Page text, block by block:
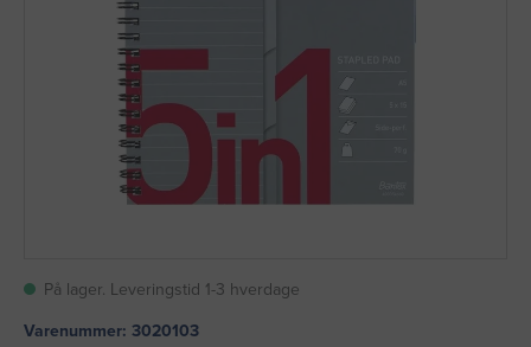
På lager. Leveringstid 1-3 hverdage
Varenummer: 3020103